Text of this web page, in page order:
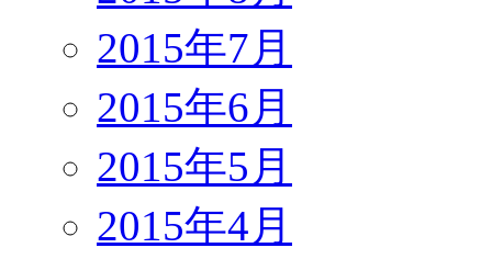
2015年7月
2015年6月
2015年5月
2015年4月